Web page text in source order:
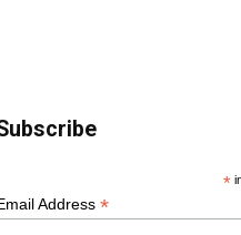
*
Address *